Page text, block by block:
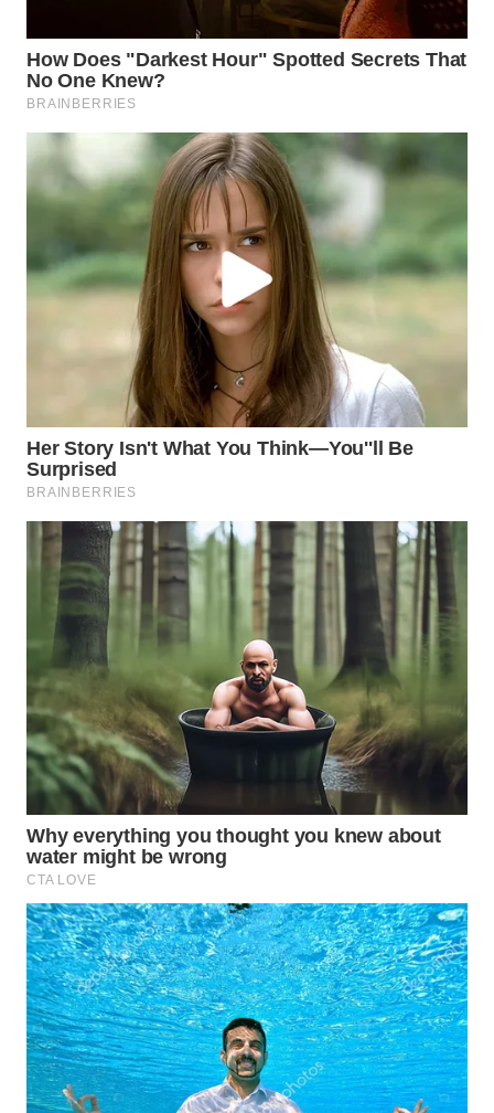
KARAWANG
WN
WN
BOGOR
WN
DEPOK
WN
SAMOSIR
PADANG
LAWAS
SUMEDANG
WN
CIANJUR
WN
KEPULAUAN
SERIBU
WN
TANGERANG
WN
BINJAI
WN
CIREBON